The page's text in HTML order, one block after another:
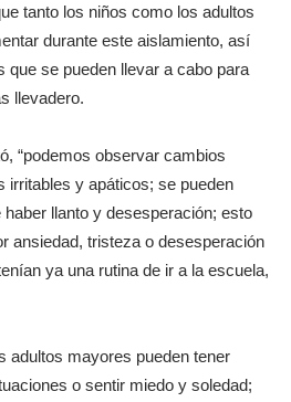
tanto los niños como los adultos
durante este aislamiento, así
que se pueden llevar a cabo para
llevadero.
“podemos observar cambios
irritables y apáticos; se pueden
llanto y desesperación; esto
ansiedad, tristeza o desesperación
ya una rutina de ir a la escuela,
adultos mayores pueden tener
o sentir miedo y soledad;